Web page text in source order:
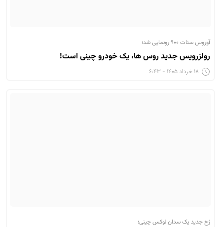
آوروس سنات ۹۰۰ رونمایی شد؛
رولزرویس جدید روس ها، یک خودرو چینی است!
۱۸ خرداد ۱۴۰۵ - ۶:۴۳
رُخ جدید یک سدان لوکس چینی؛